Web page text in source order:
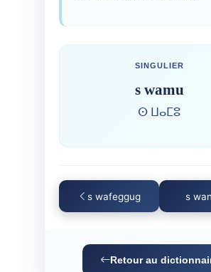
SINGULIER
s wamu
ⵙ ⵡⴰⵎⵓ
s wafeggug s
Retour au